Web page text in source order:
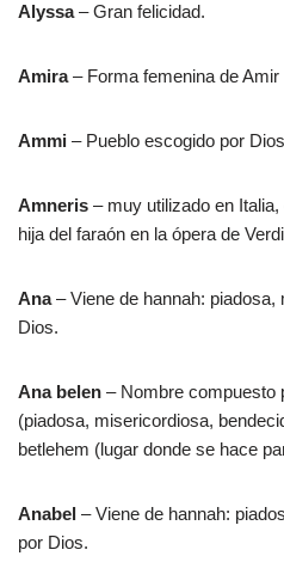
Alyssa– Gran felicidad.
Amira– Forma femenina de Amir
Ammi – Pueblo escogido por
Amneris – muy utilizado en
hija del faraón en la ópera de
Ana– Viene de hannah: piadosa,
Dios.
Ana belen – Nombre compuesto
(piadosa, misericordiosa,
betlehem (lugar donde se hace
Anabel – Viene de hannah:
por Dios.